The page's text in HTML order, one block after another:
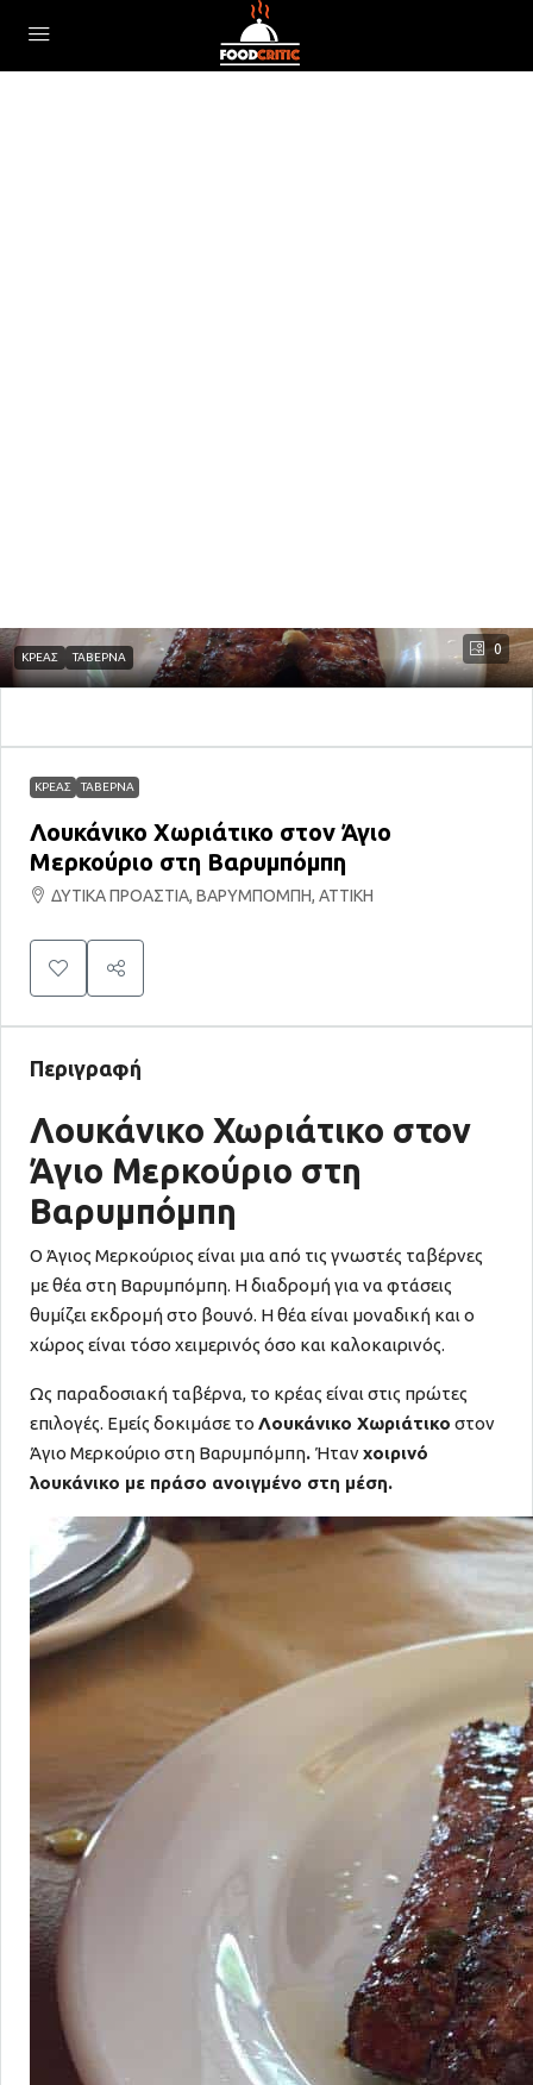
0
ΚΡΕΑΣ ΤΑΒΕΡΝΑ
ΚΡΕΑΣ ΤΑΒΕΡΝΑ
Λουκάνικο Χωριάτικο στον Άγιο
Μερκούριο στη Βαρυμπόμπη
ΔΥΤΙΚΑ ΠΡΟΑΣΤΙΑ, ΒΑΡΥΜΠΟΜΠΗ, ΑΤΤΙΚΗ
Περιγραφή
Λουκάνικο Χωριάτικο στον
Άγιο Μερκούριο στη
Βαρυμπόμπη
Ο Άγιος Μερκούριος είναι μια από τις γνωστές ταβέρνες
με θέα στη Βαρυμπόμπη. Η διαδρομή για να φτάσεις
θυμίζει εκδρομή στο βουνό. Η θέα είναι μοναδική και ο
χώρος είναι τόσο χειμερινός όσο και καλοκαιρινός.
Ως παραδοσιακή ταβέρνα, το κρέας είναι στις πρώτες
επιλογές. Εμείς δοκιμάσε το Λουκάνικο Χωριάτικο στον
Άγιο Μερκούριο στη Βαρυμπόμπη. Ήτανχοιρινό
λουκάνικο με πράσο ανοιγμένο στη μέση.